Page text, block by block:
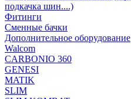
подкачка шин....)
Фитинги
Сменные бачки
Дополнительное оборудование
Walcom
CARBONIO 360
GENESI
MATIK
SLIM